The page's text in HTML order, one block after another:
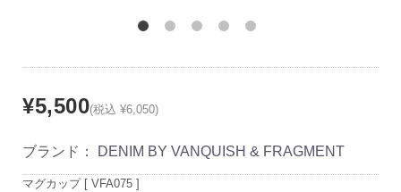
¥5,500(税込 ¥6,050)
ブランド： DENIM BY VANQUISH & FRAGMENT
マグカップ [ VFA075 ]